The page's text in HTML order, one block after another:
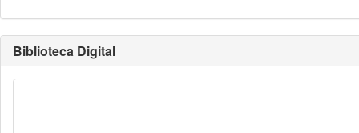
Biblioteca Digital